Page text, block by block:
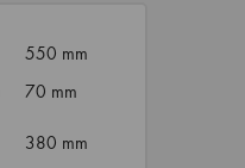
550 mm
70 mm
380 mm